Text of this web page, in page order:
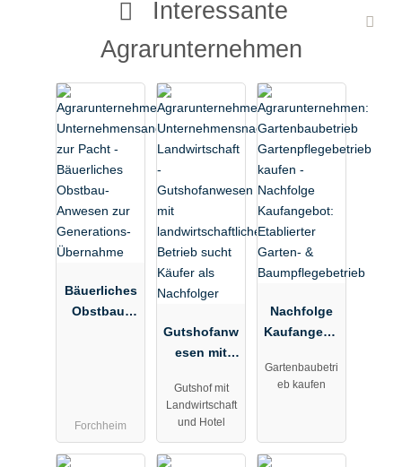
Interessante
Agrarunternehmen
Bäuerliches
Obstbau-
Forchheim
Gutshofanw
esen mit
ftlichem
Betrieb
als
Gutshof mit
Landwirtschaft
und Hotel
Nachfolge
Kaufangebo
Garten- &
Baumpflege
Gartenbaubetri
eb kaufen